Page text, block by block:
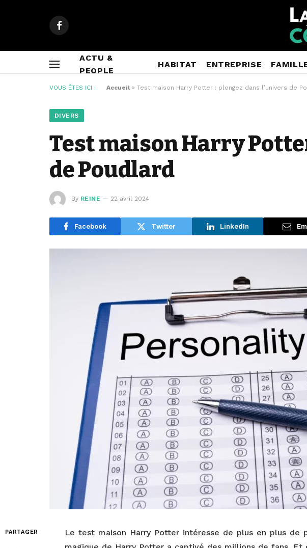
Facebook
ACTU &
PEOPLE
HABITAT ENTREPRISE
VOUS ÊTES ICI : Accueil » Test maison Harry Potter : plongez dans l’univers de
DIVERS
Test maison Harry
de Poudlard
By REINE 22 avril 2024
Facebook Twitter LinkedIn
PARTAGER
Le test maison Harry Potter intéresse de plus en plus de